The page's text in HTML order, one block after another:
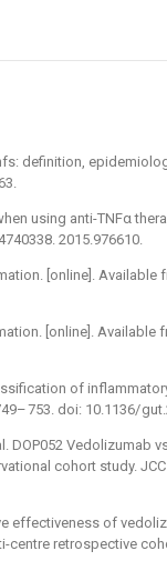
definition,
us­­ing anti-TNFα
2015.976610.
[online]. Available
[online]. Available
of
753. doi: 10.1136/
DOP052 Vedolizumab
cohort study.
ef­fectiveness of
centre retrospective